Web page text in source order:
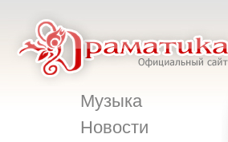
Музыка
Новости